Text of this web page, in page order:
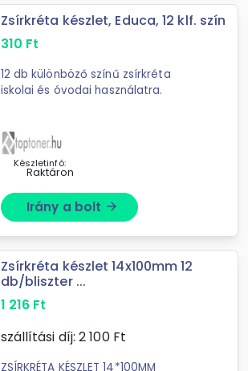
Zsírkréta készlet, Educa, 12 klf. szín
310 Ft
12 db különböző színű zsírkréta
iskolai és óvodai használatra.
Készletinfó:
Raktáron
Irány a bolt arrow_forward
Zsírkréta készlet 14x100mm 12
db/bliszter ...
1 216 Ft
szállítási díj: 2 100Ft
ZSÍRKRÉTA KÉSZLET 14*100MM